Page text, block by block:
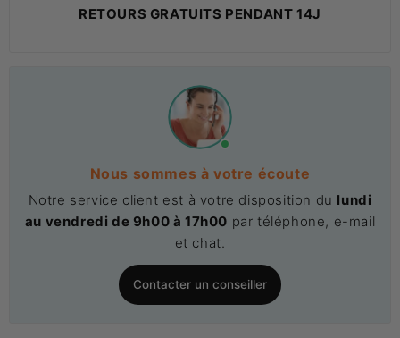
RETOURS GRATUITS PENDANT 14J
Nous sommes à votre écoute
Notre service client est à votre disposition du lundi
au vendredi de 9h00 à 17h00 par téléphone, e-mail
et chat.
Contacter un conseiller